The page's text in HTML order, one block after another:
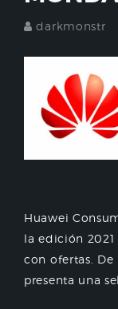
darkmonstr
Huawei
la edición
con ofertas.
presenta una